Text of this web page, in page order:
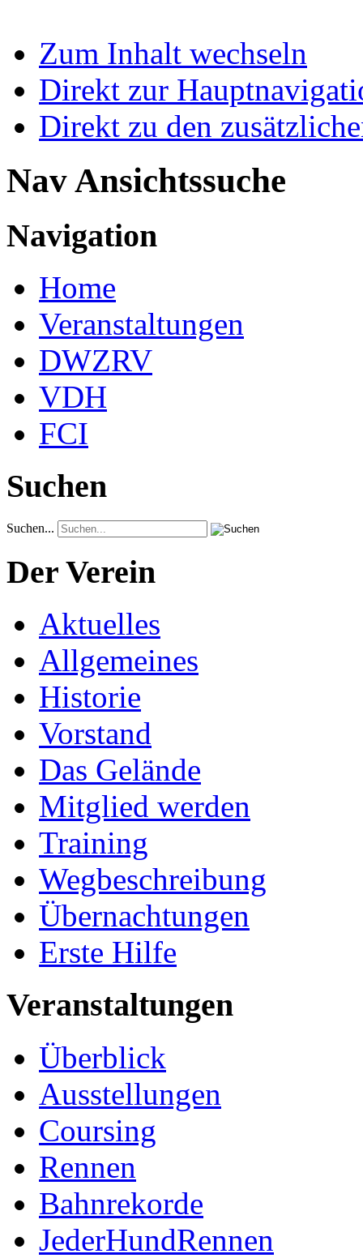
Zum Inhalt wechseln
Direkt zur
Direkt zu den
Nav Ansichtssuche
Navigation
Home
Veranstaltungen
DWZRV
VDH
FCI
Suchen
Suchen...
Der Verein
Aktuelles
Allgemeines
Historie
Vorstand
Das Gelände
Mitglied werden
Training
Wegbeschreibung
Übernachtungen
Erste Hilfe
Veranstaltungen
Überblick
Ausstellungen
Coursing
Rennen
Bahnrekorde
JederHundRennen